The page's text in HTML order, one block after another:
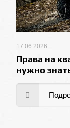
17.06.2026
Права на
нужно